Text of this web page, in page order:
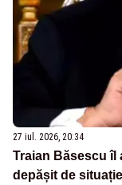
27 iul. 2026, 20:34
Traian Băsescu îl
depășit de